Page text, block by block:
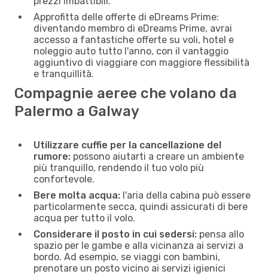
Approfitta delle offerte di eDreams Prime:
diventando membro di eDreams Prime, avrai
accesso a fantastiche offerte su voli, hotel e
noleggio auto tutto l'anno, con il vantaggio
aggiuntivo di viaggiare con maggiore flessibilità
e tranquillità.
Compagnie aeree che volano da
Palermo a Galway
Utilizzare cuffie per la cancellazione del
rumore: possono aiutarti a creare un ambiente
più tranquillo, rendendo il tuo volo più
confortevole.
Bere molta acqua: l'aria della cabina può essere
particolarmente secca, quindi assicurati di bere
acqua per tutto il volo.
Considerare il posto in cui sedersi: pensa allo
spazio per le gambe e alla vicinanza ai servizi a
bordo. Ad esempio, se viaggi con bambini,
prenotare un posto vicino ai servizi igienici